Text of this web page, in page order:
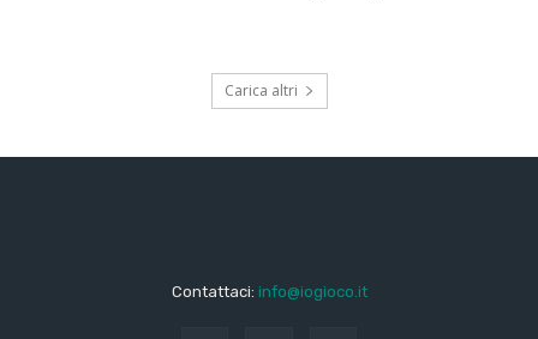
Carica altri
Contattaci: info@iogioco.it